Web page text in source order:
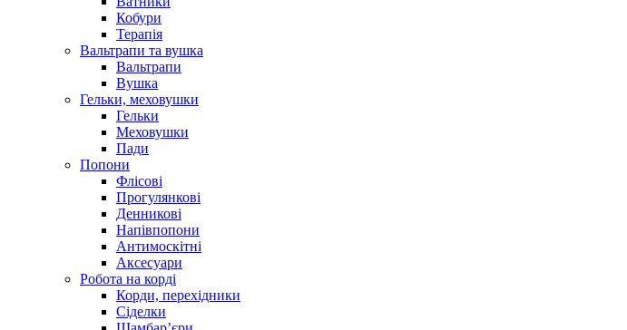
Кобури
Терапія
Вальтрапи та вушка
Вальтрапи
Вушка
Гельки, меховушки
Гельки
Меховушки
Пади
Попони
Флісові
Прогулянкові
Денникові
Напівпопони
Антимоскітні
Аксесуари
Робота на корді
Корди, перехідники
Сіделки